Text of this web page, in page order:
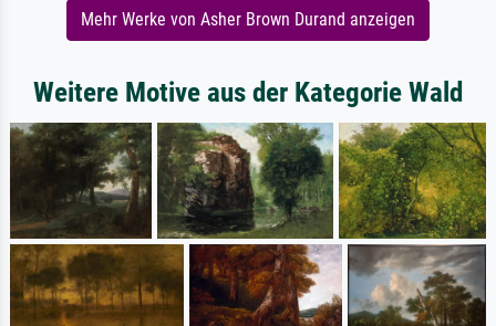
Mehr Werke von Asher Brown Durand anzeigen
Weitere Motive aus der Kategorie Wald